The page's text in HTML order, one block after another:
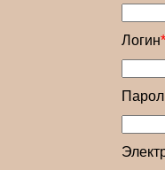
Логин*